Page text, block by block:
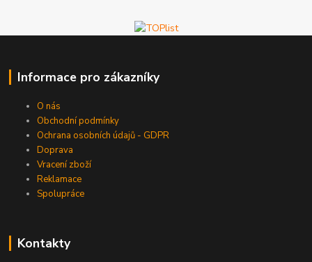
Informace pro zákazníky
O nás
Obchodní podmínky
Ochrana osobních údajů - GDPR
Doprava
Vracení zboží
Reklamace
Spolupráce
Kontakty